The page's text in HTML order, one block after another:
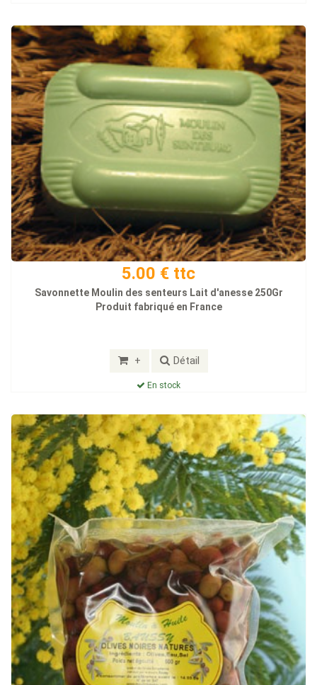
5.00 € ttc
Savonnette Moulin des senteurs Lait d'anesse 250Gr
Produit fabriqué en France
+ Détail
En stock